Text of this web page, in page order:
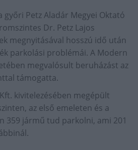
Petz Aladár Megyei Oktató
Dr. Petz Lajos
megnyitásával hosszú idő után
parkolási problémái. A Modern
megvalósult beruházást az
támogatta.
kivitelezésében megépült
az első emeleten és a
359 jármű tud parkolni, ami 201